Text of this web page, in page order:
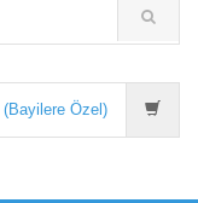
(Bayilere Özel)